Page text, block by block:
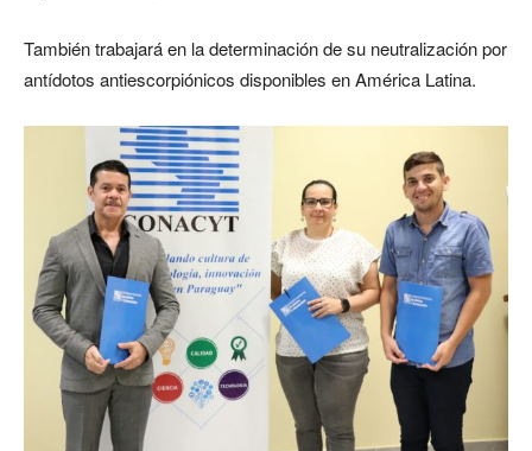
También trabajará en la determinación de su neutralización por
antídotos antiescorpiónicos disponibles en América Latina.